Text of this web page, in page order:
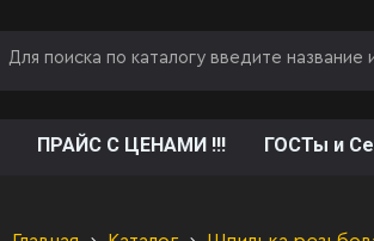
ПРАЙС С ЦЕНАМИ !!! ГОСТы и